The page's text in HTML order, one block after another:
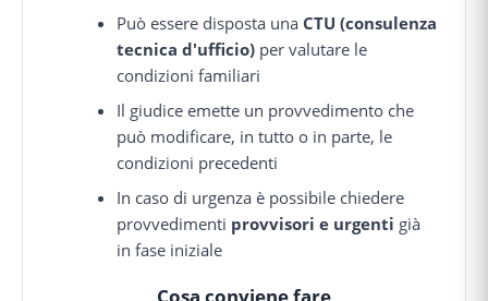
Può essere disposta una CTU (consulenza
tecnica d'ufficio) per valutare le
condizioni familiari
Il giudice emette un provvedimento che
può modificare, in tutto o in parte, le
condizioni precedenti
In caso di urgenza è possibile chiedere
provvedimenti provvisori e urgenti già
in fase iniziale